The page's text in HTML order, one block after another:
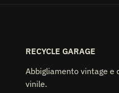
RECYCLE GARAGE
Abbigliamento vintage e
vinile.